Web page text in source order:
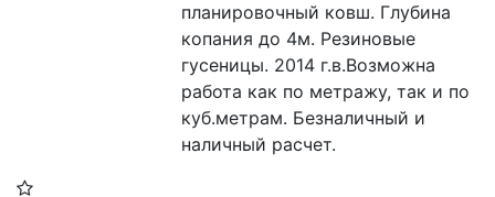
планировочный ковш. Глубина
копания до 4м. Резиновые
гусеницы. 2014 г.в.Возможна
работа как по метражу, так и по
куб.метрам. Безналичный и
наличный расчет.